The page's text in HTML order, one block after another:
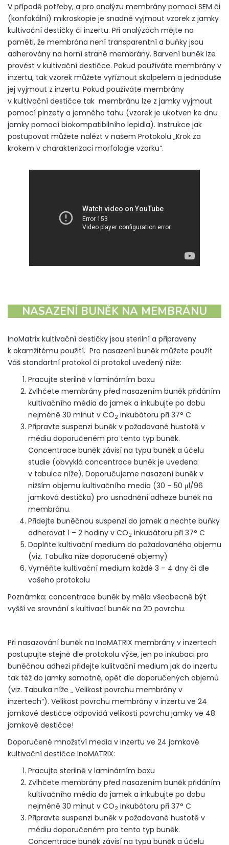
V případě potřeby, a pro analýzu membrány pomocí SEM či
(konfokální) mikroskopie je snadné vyjmout vzorek z jamky
kultivační destičky či inzertu. Při analýzách mějte na
paměti, že membrána není transparentní a buňky jsou
adherovány na horní straně membrány. Barvení buněk lze
provést v kultivační destičce. Pokud používáte membrány v
inzertu, tak vzorek můžete vyříznout skalpelem a jednoduše
jej vyjmout z inzertu. Pokud používáte membrány
v kultivační destičce tak membránu lze z jamky vyjmout
pomocí pinzety a jemného tahu (vzorek je ukotven ke dnu
jamky pomocí biokompatibilního lepidla). Instrukce jak
postupovat můžete nalézt v našem Protokolu „Krok za
krokem v charakterizaci morfologie vzorku“.
NASAZENÍ BUNĚK NA MEMBRÁNU
InoMatrix kultivační destičky jsou sterilní a připraveny
k okamžitému použití. Pro nasazení buněk můžete použít
Váš standartní protokol či protokol uvedený níže:
Pracujte sterilně v laminárním boxu
Zvlhčete membrány před nasazením buněk přidáním
kultivačního média do jamek a inkubujte po dobu
nejméně 30 minut v CO2 inkubátoru při 37° C
Připravte suspenzi buněk v požadované hustotě v
médiu doporučeném pro tento typ buněk.
Concentrace buněk závisí na typu buněk a účelu
studie (obvyklá concentrace buněk je uvedena
v tabulce níže). Doporučujeme nasazení buněk v
nižším objemu kultivačního media (30 – 50 μl/96
jamková destička) pro usnadnění adheze buněk na
membránu.
Přidejte buněčnou suspenzi do jamek a nechte buňky
adherovat 1 – 2 hodiny v CO2 inkubátoru při 37° C
Doplňte kultivační medium do požadovaného objemu
(viz. Tabulka níže doporučené objemy)
Vyměňte kultivační medium každé 3 – 4 dny či dle
vašeho protokolu
Poznámka: concentrace buněk by měla všeobecně být
vyšší ve srovnání s kultivací buněk na 2D povrchu.
Při nasazování buněk na InoMATRIX membrány v inzertech
postupujte stejně dle protokolu výše, jen po inkubaci pro
buněčnou adhezi přidejte kulitvační medium jak do inzertu
tak též do jamky samotné, opět dle doporučených objemů
(viz. Tabulka níže „ Velikost povrchu membrány v
inzertech“). Velikost povrchu membrány v inzertu ve 24
jamkové destičce odpovídá velikosti povrchu jamky ve 48
jamkové destičce!
Doporučené množství media v inzertu ve 24 jamkové
kultivační destičce InoMATRIX:
Pracujte sterilně v laminárním boxu
Zvlhčete membrány před nasazením buněk přidáním
kultivačního média do jamek a inkubujte po dobu
nejméně 30 minut v CO2 inkubátoru při 37° C
Připravte suspenzi buněk v požadované hustotě v
médiu doporučeném pro tento typ buněk.
Concentrace buněk závisí na typu buněk a účelu